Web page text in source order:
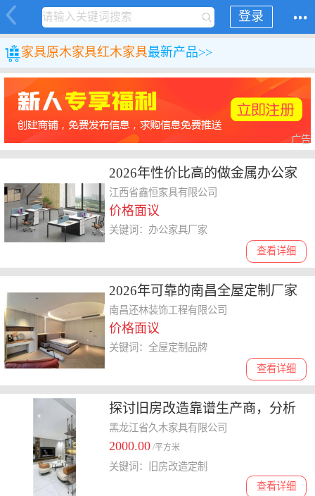
登录
家具原木家具红木家具最新产品>>
广告
2026年性价比高的做金属办公家
具的厂家汇总，助力办公采购
江西省鑫恒家具有限公司
价格面议
查看详细
关键词：办公家具厂家
2026年可靠的南昌全屋定制厂家
梳理，含专属监理且收费透明选
哪家
南昌还林装饰工程有限公司
价格面议
查看详细
关键词：全屋定制品牌
探讨旧房改造靠谱生产商，分析
不同品牌价格与服务差异
黑龙江省久木家具有限公司
2000.00 /平方米
查看详细
关键词：旧房改造定制